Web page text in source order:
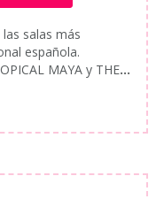
salas más
española.
MAYA y THE...